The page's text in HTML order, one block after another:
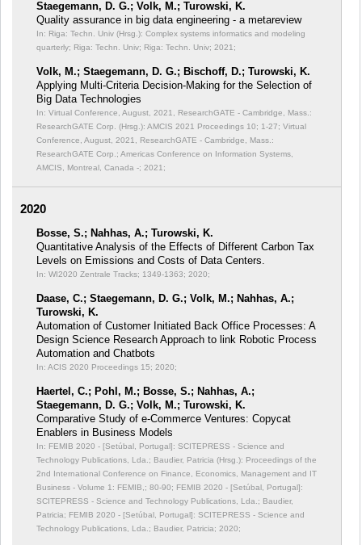
Staegemann, D. G.; Volk, M.; Turowski, K.
Quality assurance in big data engineering - a metareview
In: Riga: Techn. Univ (Hrsg.): Complex systems informatics and modeling
quarterly; Riga: Techn. Univ; Riga: Techn. Univ; 2021;
Volk, M.; Staegemann, D. G.; Bischoff, D.; Turowski, K.
Applying Multi-Criteria Decision-Making for the Selection of
Big Data Technologies
In: Virtual Conference, August, 2021, ResearchGATE - Cambridge, Mass.:
ResearchGATE Corp. (Hrsg.): AMCIS 2021 Proceedings 10; 1-27; Virtual
Conference, August, 2021, ResearchGATE - Cambridge, Mass.:
ResearchGATE Corp.; Americas Conference on Information Systems,
AMCIS, Montreal, Canada -; 2021;
2020
Bosse, S.; Nahhas, A.; Turowski, K.
Quantitative Analysis of the Effects of Different Carbon Tax
Levels on Emissions and Costs of Data Centers.
In: WI2020 Zentrale Tracks; 1349-1363; 2020;
Daase, C.; Staegemann, D. G.; Volk, M.; Nahhas, A.;
Turowski, K.
Automation of Customer Initiated Back Office Processes: A
Design Science Research Approach to link Robotic Process
Automation and Chatbots
In: ACIS 2020 Proceedings 15; 2020;
Haertel, C.; Pohl, M.; Bosse, S.; Nahhas, A.;
Staegemann, D. G.; Volk, M.; Turowski, K.
Comparative Study of e-Commerce Ventures: Copycat
Enablers in Business Models
In: FEMIB 2020 - [Setúbal, Portugal]: SCITEPRESS - Science and
Technology Publications, Lda.; Baudier, Patricia (Hrsg.): Proceedings of the
2nd International Conference on Finance, Economics, Management and IT
Business - Volume 1: FEMIB,; 80-90; FEMIB 2020 - [Setúbal, Portugal]:
SCITEPRESS - Science and Technology Publications, Lda.; Baudier,
Patricia; FEMIB 2020 - [Setúbal, Portugal]: SCITEPRESS - Science and
Technology Publications, Lda.; Baudier, Patricia; 2020;